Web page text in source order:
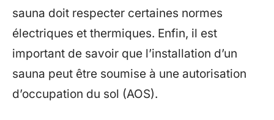
sauna doit respecter certaines normes
électriques et thermiques. Enfin, il est
important de savoir que l’installation d’un
sauna peut être soumise à une autorisation
d’occupation du sol (AOS).